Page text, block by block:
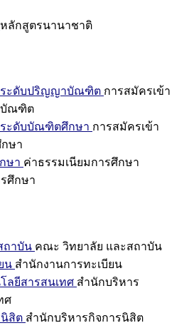
หลักสูตรนานาชาติ
ระดับปริญญาบัณฑิต การสมัครเข้า
บัณฑิต
ระดับบัณฑิตศึกษา การสมัครเข้า
ษา
ษา ค่าธรรมเนียมการศึกษา
ศึกษา
ถาบัน คณะ วิทยาลัย และสถาบัน
น สำนักงานการทะเบียน
ลยีสารสนเทศ สำนักบริหาร
ศ
สิต สำนักบริหารกิจการนิสิต